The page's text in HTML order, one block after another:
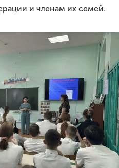
и членам их семей.